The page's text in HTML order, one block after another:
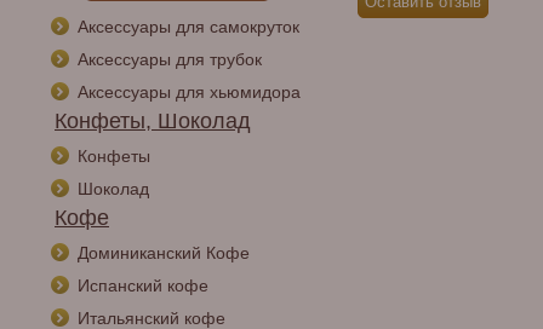
Аксессуары для самокруток
Аксессуары для трубок
Аксессуары для хьюмидора
Конфеты, Шоколад
Конфеты
Шоколад
Кофе
Доминиканский Кофе
Испанский кофе
Итальянский кофе